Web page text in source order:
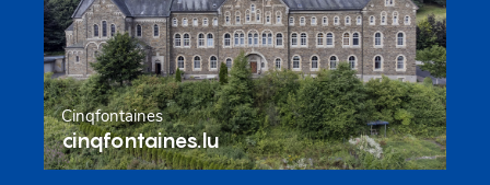
Cinqfontaines
cinqfontaines.lu